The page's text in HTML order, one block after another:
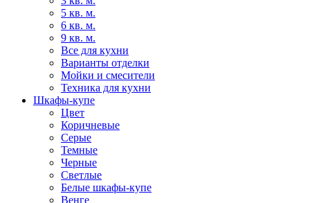
5 кв. м.
6 кв. м.
9 кв. м.
Все для кухни
Варианты отделки
Мойки и смесители
Техника для кухни
Шкафы-купе
Цвет
Коричневые
Серые
Темные
Черные
Светлые
Белые шкафы-купе
Венге